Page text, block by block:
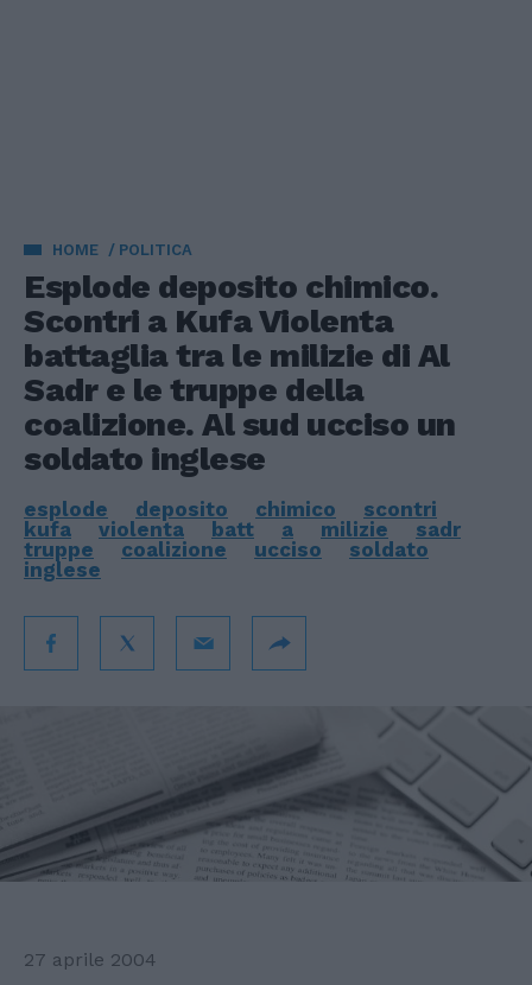
HOME POLITICA
Esplode deposito chimico.
Scontri a Kufa Violenta
battaglia tra le milizie di Al
Sadr e le truppe della
coalizione. Al sud ucciso un
soldato inglese
esplode deposito chimico
scontri
kufa
violenta batt a milizie
sadr
truppe
coalizione ucciso
soldato
inglese
27 aprile 2004